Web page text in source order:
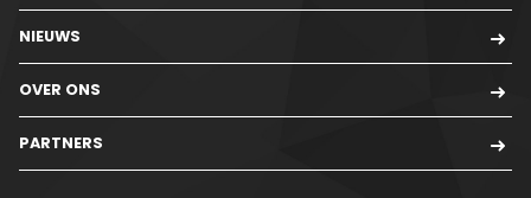
NIEUWS
OVER ONS
PARTNERS